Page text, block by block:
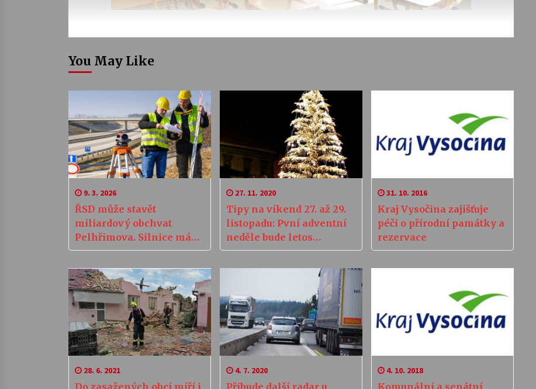
You May Like
9. 3. 2026
ŘSD může stavět
miliardový obchvat
Pelhřimova. Silnice má
po dvou letech povolení,
úřady řešily polní cesty
27. 11. 2020
Tipy na víkend 27. až 29.
listopadu: Pvní adventní
neděle bude letos
skromnější
31. 10. 2016
Kraj Vysočina zajišťuje
péči o přírodní památky a
rezervace
28. 6. 2021 4. 7. 2020 4. 10. 2018